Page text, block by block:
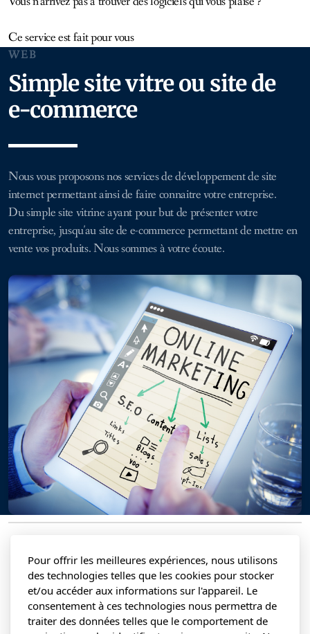
Ce service est fait pour vous
WEB
Simple site vitre ou site de
e-commerce
Nous vous proposons nos services de développement de site
internet permettant ainsi de faire connaitre votre entreprise.
Du simple site vitrine ayant pour but de présenter votre
entreprise, jusqu'au site de e-commerce permettant de mettre en
vente vos produits. Nous sommes à votre écoute.
Pour offrir les meilleures expériences, nous utilisons
des technologies telles que les cookies pour stocker
et/ou accéder aux informations sur l'appareil. Le
consentement à ces technologies nous permettra de
traiter des données telles que le comportement de